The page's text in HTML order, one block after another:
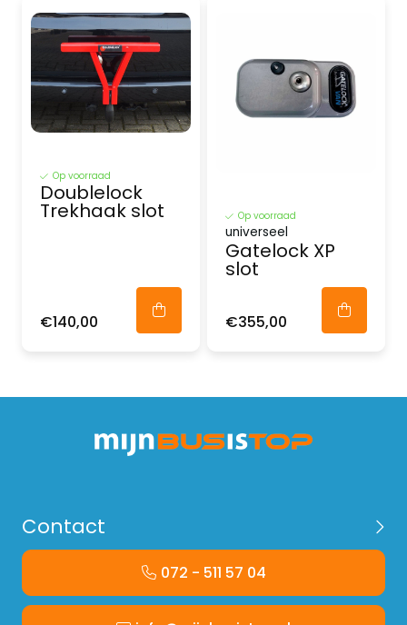
Op voorraad
Doublelock
Trekhaak slot
€140,00
Op voorraad
universeel
Gatelock XP
slot
€355,00
Contact
072 - 511 57 04